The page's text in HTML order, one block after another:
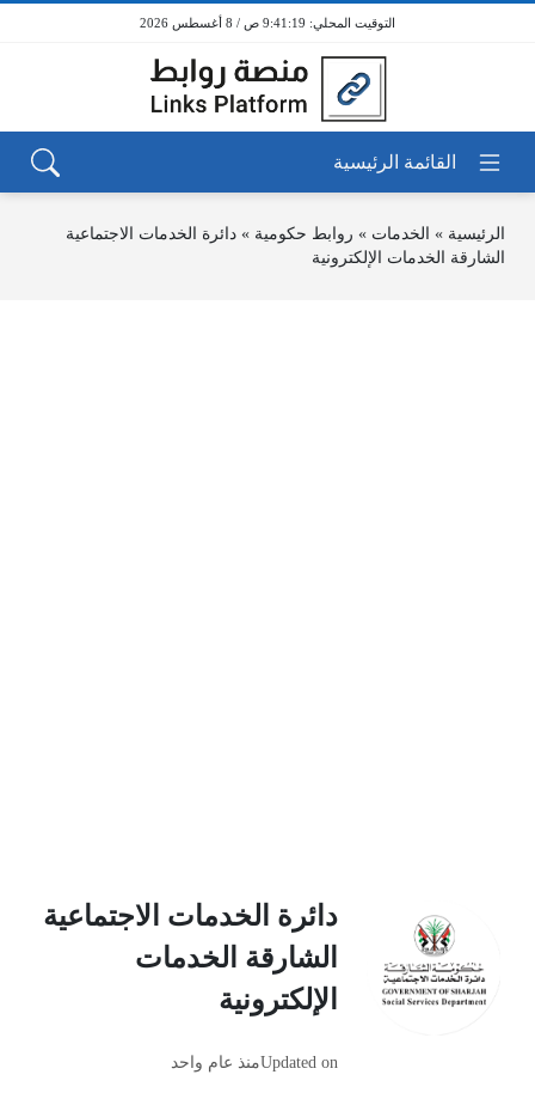
9:41:19 ص / 8 أغسطس 2026
الرئيسية » الخدمات » روابط حكومية » دائرة الخدمات الاجتماعية
الشارقة الخدمات الإلكترونية
دائرة الخدمات الاجتماعية
الشارقة الخدمات
الإلكترونية
Updated onمنذ عام واحد